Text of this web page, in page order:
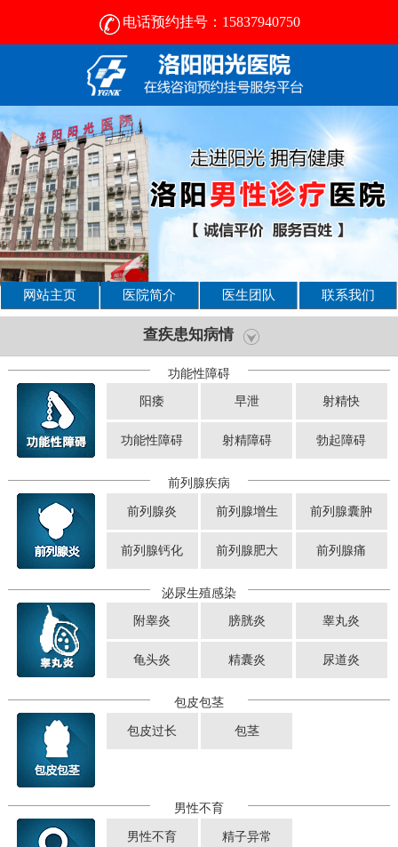
电话预约挂号：15837940750
网站主页 医院简介 医生团队 联系我们
查疾患知病情
功能性障碍
阳痿 早泄 射精快
功能性障碍 射精障碍 勃起障碍
前列腺疾病
前列腺炎 前列腺增生 前列腺囊肿
前列腺钙化 前列腺肥大 前列腺痛
泌尿生殖感染
附睾炎 膀胱炎 睾丸炎
龟头炎 精囊炎 尿道炎
包皮包茎
包皮过长 包茎
男性不育
男性不育 精子异常